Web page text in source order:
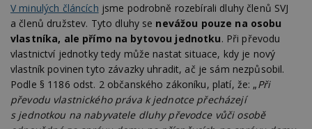
V minulých článcích jsme podrobně rozebírali dluhy členů SVJ
a členů družstev. Tyto dluhy se nevážou pouze na osobu
vlastníka, ale přímo na bytovou jednotku. Při převodu
vlastnictví jednotky tedy může nastat situace, kdy je nový
vlastník povinen tyto závazky uhradit, ač je sám nezpůsobil.
Podle § 1186 odst. 2 občanského zákoníku, platí, že: „Při
převodu vlastnického práva k jednotce přecházejí
s jednotkou na nabyvatele dluhy převodce vůči osobě